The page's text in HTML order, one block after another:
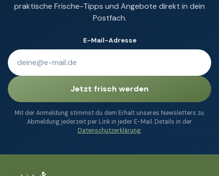
praktische Frische-Tipps und Angebote direkt in dein
Postfach.
E-Mail-Adresse
Jetzt frisch werden
Mit der Anmeldung stimmst du dem Erhalt unseres Newsletters zu.
Abmeldung jederzeit per Link in jeder E-Mail. Details in der
Datenschutzerklärung.